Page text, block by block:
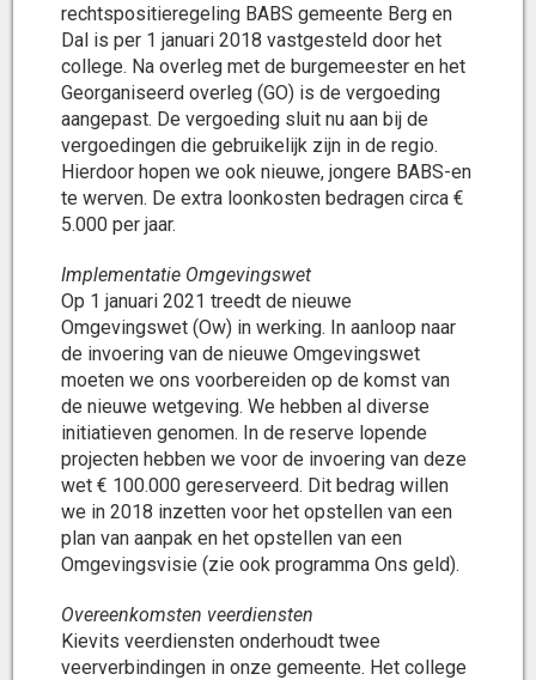
rechtspositieregeling BABS gemeente Berg en
Dal is per 1 januari 2018 vastgesteld door het
college. Na overleg met de burgemeester en het
Georganiseerd overleg (GO) is de vergoeding
aangepast. De vergoeding sluit nu aan bij de
vergoedingen die gebruikelijk zijn in de regio.
Hierdoor hopen we ook nieuwe, jongere BABS-en
te werven. De extra loonkosten bedragen circa €
5.000 per jaar.
Implementatie Omgevingswet
Op 1 januari 2021 treedt de nieuwe
Omgevingswet (Ow) in werking. In aanloop naar
de invoering van de nieuwe Omgevingswet
moeten we ons voorbereiden op de komst van
de nieuwe wetgeving. We hebben al diverse
initiatieven genomen. In de reserve lopende
projecten hebben we voor de invoering van deze
wet € 100.000 gereserveerd. Dit bedrag willen
we in 2018 inzetten voor het opstellen van een
plan van aanpak en het opstellen van een
Omgevingsvisie (zie ook programma Ons geld).
Overeenkomsten veerdiensten
Kievits veerdiensten onderhoudt twee
veerverbindingen in onze gemeente. Het college